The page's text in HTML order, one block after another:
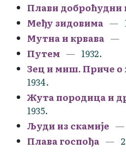
Плави доброћудни
Међу зидовима
Мутна и крвава
Путем
1932.
Зец и миш. Приче
1934.
Жута породица и
1935.
Људи из скамије
Плава госпођа